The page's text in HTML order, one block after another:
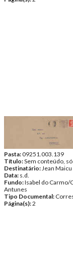
Pasta:09251.003.139
Título:Sem conteúdo,
Destinatário:Jean Maicu
Data: s.d.
Fundo:Isabel do Carmo/
Antunes
Tipo Documental:
Página(s):2